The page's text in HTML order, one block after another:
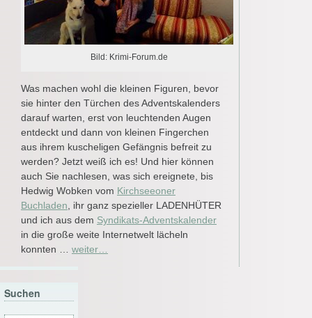
Bild: Krimi-Forum.de
Was machen wohl die kleinen Figuren, bevor
sie hinter den Türchen des Adventskalenders
darauf warten, erst von leuchtenden Augen
entdeckt und dann von kleinen Fingerchen
aus ihrem kuscheligen Gefängnis befreit zu
werden? Jetzt weiß ich es! Und hier können
auch Sie nachlesen, was sich ereignete, bis
Hedwig Wobken vom Kirchseeoner
Buchladen , ihr ganz spezieller LADENHÜTER
und ich aus dem Syndikats-Adventskalender
in die große weite Internetwelt lächeln
konnten … weiter…
Suchen